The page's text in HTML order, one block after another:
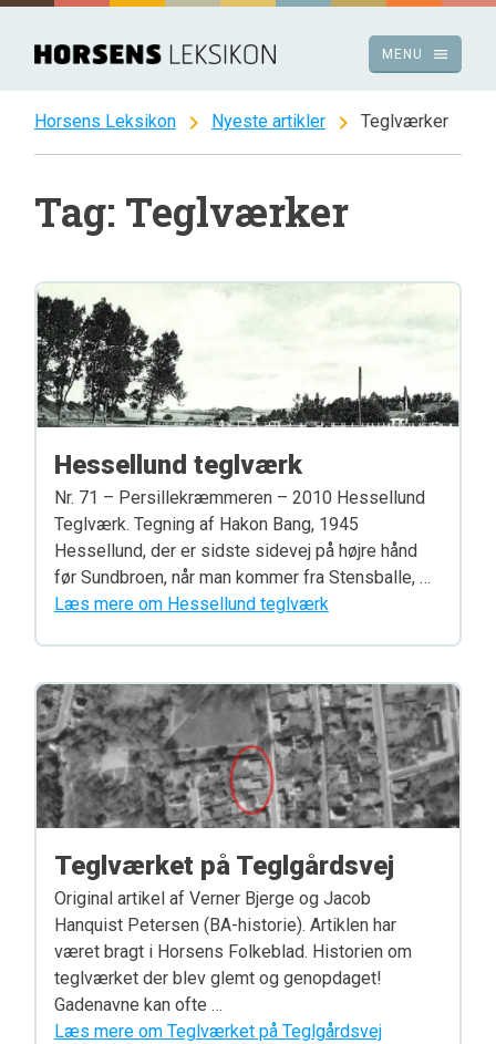
Spring
indhold
menu
MENU
Horsens Leksikon chevron_right Nyeste artikler chevron_right Teglværker
Tag: Teglværker
Hessellund teglværk
Nr. 71 – Persillekræmmeren – 2010 Hessellund
Teglværk. Tegning af Hakon Bang, 1945
Hessellund, der er sidste sidevej på højre hånd
før Sundbroen, når man kommer fra Stensballe, …
Læs mere om Hessellund teglværk
Teglværket på Teglgårdsvej
Original artikel af Verner Bjerge og Jacob
Hanquist Petersen (BA-historie). Artiklen har
været bragt i Horsens Folkeblad. Historien om
teglværket der blev glemt og genopdaget!
Gadenavne kan ofte …
Læs mere om Teglværket på Teglgårdsvej